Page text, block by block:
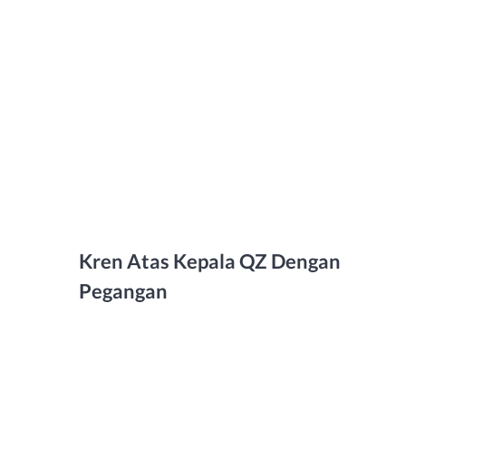
Kren Atas Kepala QZ Dengan
Pegangan